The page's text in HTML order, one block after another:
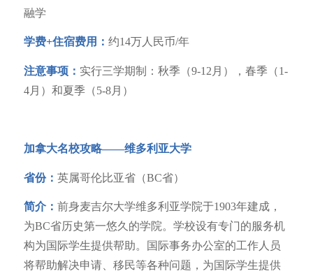
融学
学费+住宿费用： 约14万人民币/年
注意事项： 实行三学期制：秋季（9-12月），春季（1-
4月）和夏季（5-8月）
加拿大名校攻略——维多利亚大学
省份： 英属哥伦比亚省（BC省）
简介： 前身麦吉尔大学维多利亚学院于1903年建成，
为BC省历史第一悠久的学院。学校设有专门的服务机
构为国际学生提供帮助。国际事务办公室的工作人员
将帮助解决申请、移民等各种问题，为国际学生提供